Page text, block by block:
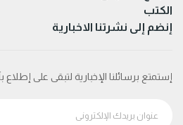
الكتب
إنضم إلى نشرتنا الاخبارية
إستمتع برسائلنا الإخبارية لتبقى على إطلاع